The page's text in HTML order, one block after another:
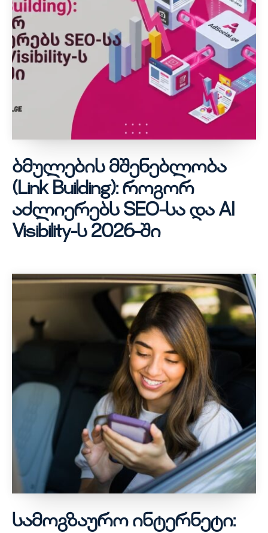
ჩვენს შესახებ
კონტაქტი
ჩვენს შესახებ
კონტაქტი
ბმულების მშენებლობა
(Link Building): როგორ
აძლიერებს SEO-სა და AI
Visibility-ს 2026-ში
სამოგზაურო ინტერნეტი: